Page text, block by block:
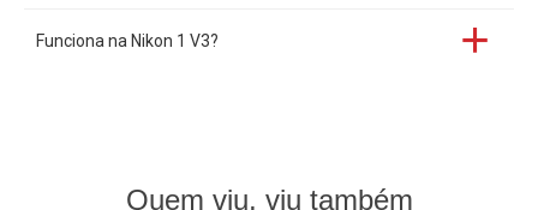
Funciona na Nikon 1 V3?
Quem viu, viu também